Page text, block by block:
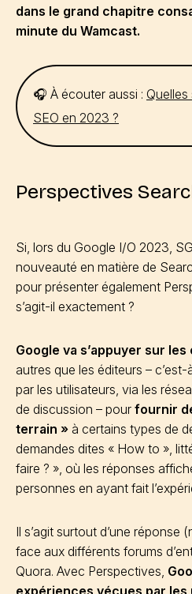
dans le grand chapitre
minute du Wamcast.
🎧 À écouter aussi :
SEO en 2023 ?
Perspectives
Si, lors du Google I/O 2023,
nouveauté en matière de
pour présenter également
s’agit-il exactement ?
Google va s’appuyer sur
autres que les éditeurs –
par les utilisateurs, via les
de discussion – pour fournir
terrain » à certains types de
demandes dites « How to »,
faire ? », où les réponses
personnes en ayant fait
Il s’agit surtout d’une réponse
face aux différents forums
Quora. Avec Perspectives,
expériences vécues par les